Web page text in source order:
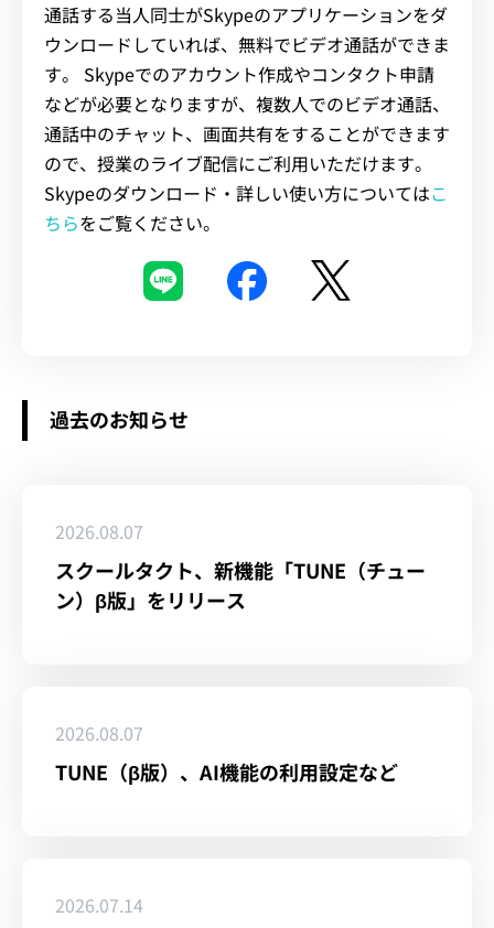
通話する当人同士がSkypeのアプリケーションをダ
ウンロードしていれば、無料でビデオ通話ができま
す。 Skypeでのアカウント作成やコンタクト申請
などが必要となりますが、複数人でのビデオ通話、
通話中のチャット、画面共有をすることができます
ので、授業のライブ配信にご利用いただけます。
Skypeのダウンロード・詳しい使い方についてはこ
ちらをご覧ください。
過去のお知らせ
2026.08.07
スクールタクト、新機能「TUNE（チュー
ン）β版」をリリース
2026.08.07
TUNE（β版）、AI機能の利用設定など
2026.07.14